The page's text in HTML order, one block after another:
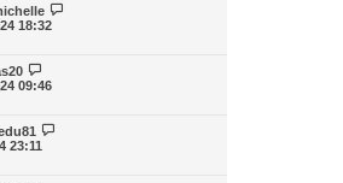
18:32
09:46
23:11